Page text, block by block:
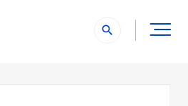
search